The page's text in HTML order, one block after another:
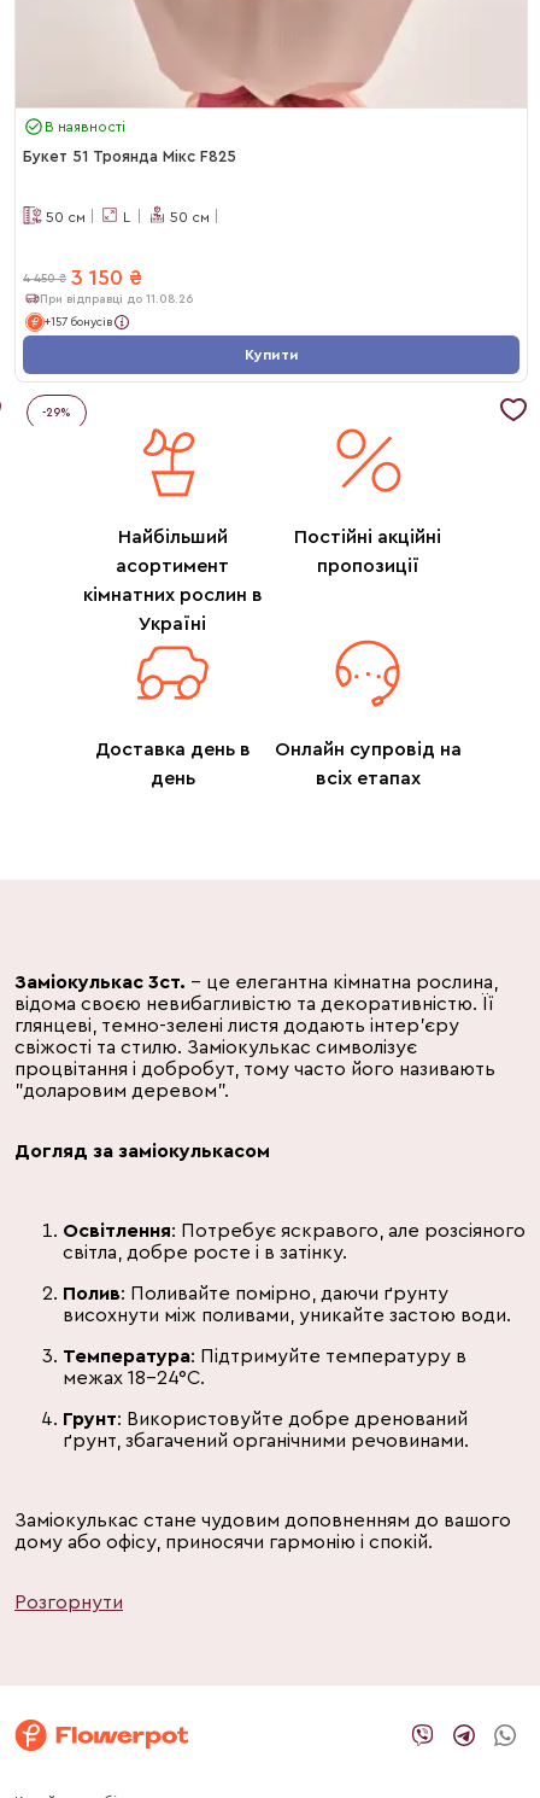
В наявності
Букет 51 Троянда Мікс F825
50 см L 50 см
4 450 ₴ 3 150 ₴
При відправці до 11.08.26
+157 бонусів
Купити
-29%
Найбільший
асортимент
кімнатних рослин в
Україні
Постійні акційні
пропозиції
Доставка день в
день
Онлайн супровід на
всіх етапах
Заміокулькас 3ст. – це елегантна кімнатна рослина,
відома своєю невибагливістю та декоративністю. Її
глянцеві, темно-зелені листя додають інтер'єру
свіжості та стилю. Заміокулькас символізує
процвітання і добробут, тому часто його називають
"доларовим деревом".
Догляд за заміокулькасом
Освітлення: Потребує яскравого, але розсіяного
світла, добре росте і в затінку.
Полив: Поливайте помірно, даючи ґрунту
висохнути між поливами, уникайте застою води.
Температура: Підтримуйте температуру в
межах 18-24°C.
Грунт: Використовуйте добре дренований
ґрунт, збагачений органічними речовинами.
Заміокулькас стане чудовим доповненням до вашого
дому або офісу, приносячи гармонію і спокій.
Розгорнути